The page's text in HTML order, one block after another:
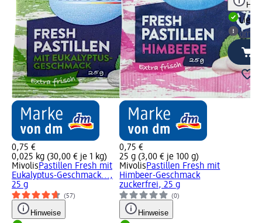
0,75 €
0,025 kg (30,00 € je 1 kg)
MivolisPastillen Fresh mit
Eukalyptus-Geschmack...,
25 g
(57)
Hinweise
0,75 €
25 g (3,00 € je 100 g)
MivolisPastillen Fresh mit
Himbeer-Geschmack
zuckerfrei, 25 g
(0)
Hinweise
dm